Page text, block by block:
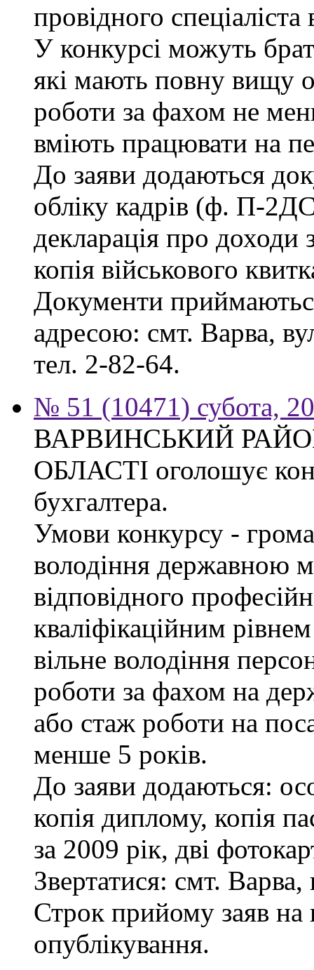
провідного
У конкурсі можуть
які мають повну вищу
роботи за фахом не
вміють працювати на
До заяви додаються
обліку кадрів (ф. П-
декларація про доходи
копія військового
Документи
адресою: смт. Варва,
тел. 2-82-64.
№ 51 (10471) субота,
ВАРВИНСЬКИЙ
ОБЛАСТІ оголошує
бухгалтера.
Умови конкурсу -
володіння державною
відповідного
кваліфікаційним
вільне володіння
роботи за фахом на
або стаж роботи на
менше 5 років.
До заяви додаються:
копія диплому, копія
за 2009 рік, дві
Звертатися: смт.
Строк прийому заяв на
опублікування.